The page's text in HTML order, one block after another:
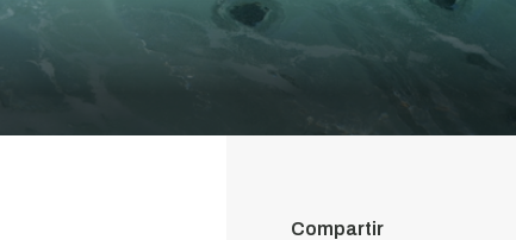
Compartir